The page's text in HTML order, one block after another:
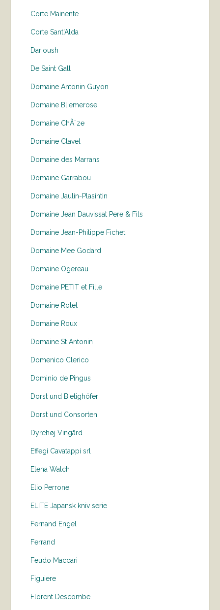
Corte Mainente
Corte Sant'Alda
Darioush
De Saint Gall
Domaine Antonin Guyon
Domaine Bliemerose
Domaine ChÃ¨ze
Domaine Clavel
Domaine des Marrans
Domaine Garrabou
Domaine Jaulin-Plasintin
Domaine Jean Dauvissat Pere & Fils
Domaine Jean-Philippe Fichet
Domaine Mee Godard
Domaine Ogereau
Domaine PETIT et Fille
Domaine Rolet
Domaine Roux
Domaine St Antonin
Domenico Clerico
Dominio de Pingus
Dorst und Bietighöfer
Dorst und Consorten
Dyrehøj Vingård
Effegi Cavatappi srl
Elena Walch
Elio Perrone
ELITE Japansk kniv serie
Fernand Engel
Ferrand
Feudo Maccari
Figuiere
Florent Descombe